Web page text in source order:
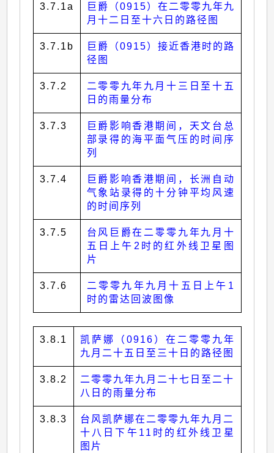
3.7.1a
巨爵（0915）在二零零九年九
月十二日至十六日的路径图
3.7.1b
巨爵（0915）接近香港时的路
径图
3.7.2
二零零九年九月十三日至十五
日的雨量分布
3.7.3
巨爵影响香港期间，天文台总
部录得的海平面气压的时间序
列
3.7.4
巨爵影响香港期间，长洲自动
气象站录得的十分钟平均风速
的时间序列
3.7.5
台风巨爵在二零零九年九月十
五日上午2时的红外线卫星图
片
3.7.6
二零零九年九月十五日上午1
时的雷达回波图像
3.8.1
凯萨娜（0916）在二零零九年
九月二十五日至三十日的路径图
3.8.2
二零零九年九月二十七日至二十
八日的雨量分布
3.8.3
台风凯萨娜在二零零九年九月二
十八日下午11时的红外线卫星
图片